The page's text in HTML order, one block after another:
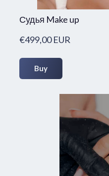
Судья Make up
€499,00 EUR
Buy